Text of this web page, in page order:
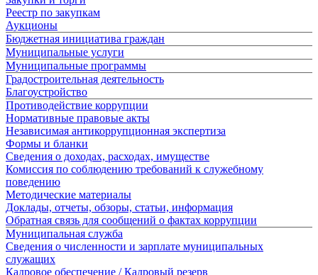
Реестр по закупкам
Аукционы
Бюджетная инициатива граждан
Муниципальные услуги
Муниципальные программы
Градостроительная деятельность
Благоустройство
Противодействие коррупции
Нормативные правовые акты
Независимая антикоррупционная экспертиза
Формы и бланки
Сведения о доходах, расходах, имуществе
Комиссия по соблюдению требований к служебному
поведению
Методические материалы
Доклады, отчеты, обзоры, статьи, информация
Обратная связь для сообщений о фактах коррупции
Муниципальная служба
Сведения о численности и зарплате муниципальных
служащих
Кадровое обеспечение / Кадровый резерв